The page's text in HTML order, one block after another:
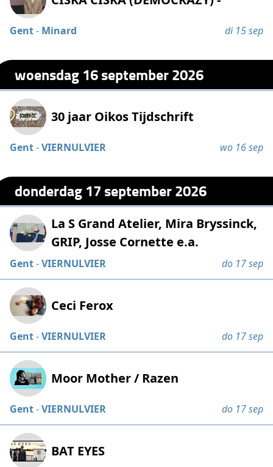
Gent- Minard di 15 sep
woensdag 16 september 2026
30 jaar Oikos Tijdschrift
Gent-VIERNULVIER wo 16 sep
donderdag 17 september 2026
La S Grand Atelier, Mira Bryssinck,
GRIP, Josse Cornette e.a.
Gent-VIERNULVIER do 17 sep
Ceci Ferox
Gent-VIERNULVIER do 17 sep
Moor Mother / Razen
Gent-VIERNULVIER do 17 sep
BAT EYES